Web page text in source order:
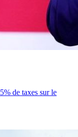
de taxes sur le